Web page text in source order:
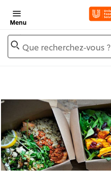
Menu
Que recherchez-vous ?